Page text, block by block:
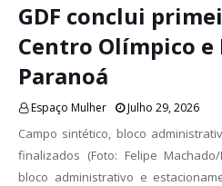
GDF conclui
Centro Olímpico
Paranoá
Espaço Mulher Julho 29, 2026
Campo sintético, bloco
finalizados (Foto: Felipe
bloco administrativo e